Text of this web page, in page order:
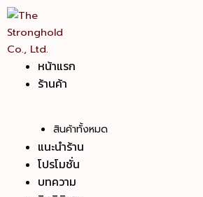
Skip
content
หน้าแรก
ร้านค้า
สินค้าทั้งหมด
แนะนำร้าน
โปรโมชั่น
บทความ